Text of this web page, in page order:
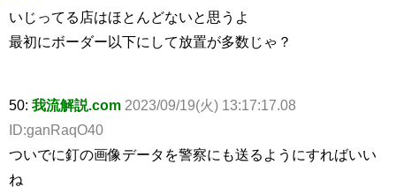
いじってる店はほとんどないと思うよ
最初にボーダー以下にして放置が多数じゃ？
50: 我流解説.com 2023/09/19(火) 13:17:17.08
ID:ganRaqO40
ついでに釘の画像データを警察にも送るようにすればいい
ね